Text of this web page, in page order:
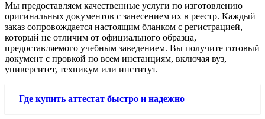
Мы предоставляем качественные услуги по изготовлению
оригинальных документов с занесением их в реестр. Каждый
заказ сопровождается настоящим бланком с регистрацией,
который не отличим от официального образца,
предоставляемого учебным заведением. Вы получите готовый
документ с провкой по всем инстанциям, включая вуз,
университет, техникум или институт.
Где купить аттестат быстро и надежно